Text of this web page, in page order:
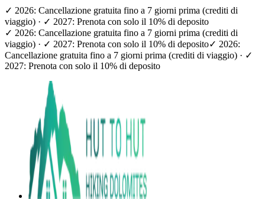
✓ 2026: Cancellazione gratuita fino a 7 giorni prima (crediti di
viaggio) · ✓ 2027: Prenota con solo il 10% di deposito
✓ 2026: Cancellazione gratuita fino a 7 giorni prima (crediti di
viaggio) · ✓ 2027: Prenota con solo il 10% di deposito✓ 2026:
Cancellazione gratuita fino a 7 giorni prima (crediti di viaggio) · ✓
2027: Prenota con solo il 10% di deposito